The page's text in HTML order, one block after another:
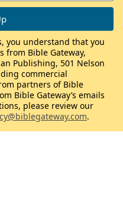
you understand that you
from Bible Gateway,
Publishing, 501 Nelson
commercial
partners of Bible
Bible Gateway’s emails
please review our
.